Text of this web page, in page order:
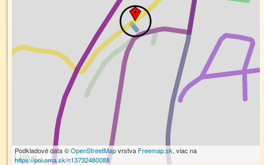
100 m
Podkladové dáta ©OpenStreetMapvrstva Freemap.sk, viac na
https://poi.oma.sk/n13732480088